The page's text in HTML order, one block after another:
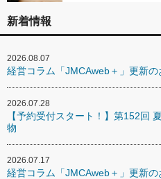
新着情報
2026.08.07
経営コラム「JMCAweb＋」更新の
2026.07.28
【予約受付スタート！】第152回
物
2026.07.17
経営コラム「JMCAweb＋」更新の